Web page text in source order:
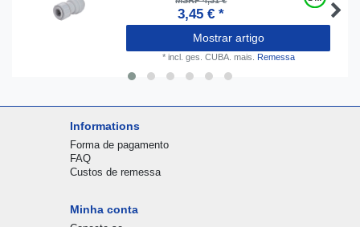
3,45 € *
Mostrar artigo
* incl. ges. CUBA. mais. Remessa
Informations
Forma de pagamento
FAQ
Custos de remessa
Minha conta